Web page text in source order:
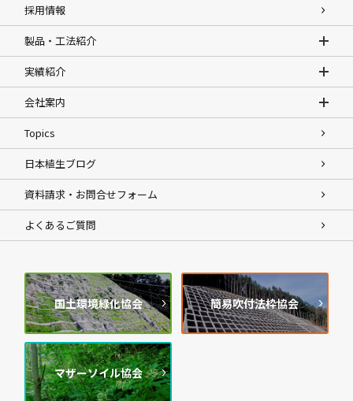
採用情報
製品・工法紹介
実績紹介
会社案内
Topics
日本植生ブログ
資料請求・お問合せフォーム
よくあるご質問
国土環境緑化協会 簡易吹付法枠協会
マザーソイル協会